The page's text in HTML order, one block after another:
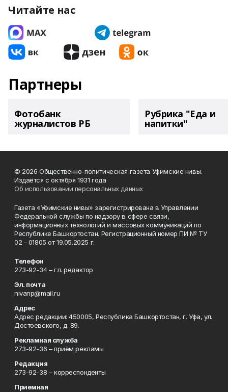
Читайте нас
Партнеры
Фотобанк
журналистов РБ
Рубрика "Еда и
напитки"
© 2026 Общественно-политическая газета Уфимские нивы.
Издаётся с октября 1931 года
Об использовании персональных данных
Газета «Уфимские нивы» зарегистрирована в Управлении
Федеральной службы по надзору в сфере связи,
информационных технологий и массовых коммуникаций по
Республике Башкортостан. Регистрационный номер ПИ № ТУ
02 - 01805 от 19.05.2025 г.
Телефон
273-92-34 – гл. редактор
Эл. почта
nivanp@mail.ru
Адрес
Адрес редакции: 450005, Республика Башкортостан, г. Уфа, ул.
Достоевского, д. 89.
Рекламная служба
273-92-36 – приём рекламы
Редакция
273-92-38 – корреспонденты
Приемная